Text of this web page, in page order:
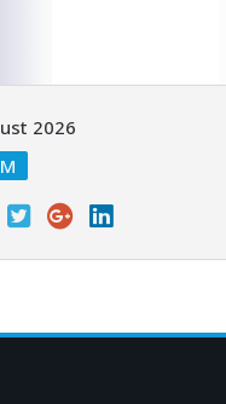
2026